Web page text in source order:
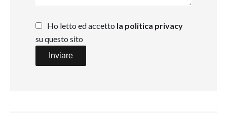
Ho letto ed accetto la politica privacy
su questo sito
Inviare